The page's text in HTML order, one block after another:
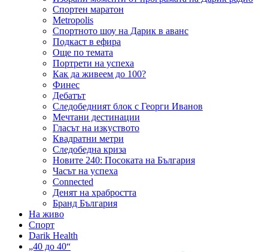
Спортен маратон
Metropolis
Спортното шоу на Дарик в аванс
Подкаст в ефира
Още по темата
Портрети на успеха
Как да живеем до 100?
Финес
Дебатът
Следобедният блок с Георги Иванов
Мечтани дестинации
Гласът на изкуството
Квадратни метри
Следобедна криза
Новите 240: Посоката на България
Часът на успеха
Connected
Денят на храбростта
Бранд България
На живо
Спорт
Darik Health
„40 до 40“